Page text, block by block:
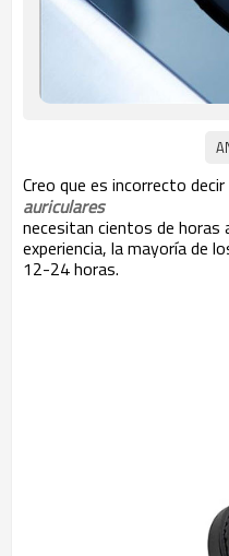
Creo que es incorrecto
auriculares
necesitan cientos de horas
experiencia, la mayoría de
12-24 horas.